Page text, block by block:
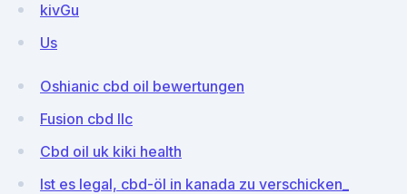
kivGu
Us
Oshianic cbd oil bewertungen
Fusion cbd llc
Cbd oil uk kiki health
Ist es legal, cbd-öl in kanada zu verschicken_